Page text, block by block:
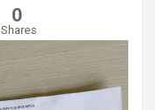
0
Shares